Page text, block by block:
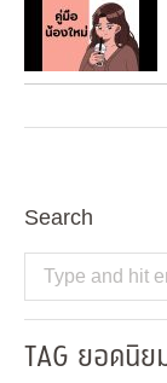
Search
Search:
TAG ยอดนิย